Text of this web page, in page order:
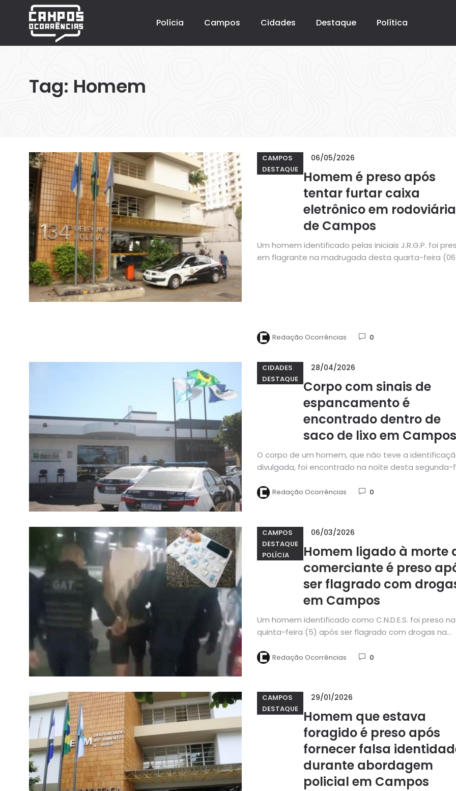
Polícia Campos Cidades Destaque Política
Tag: Homem
CAMPOS
DESTAQUE
06/05/2026
Homem é preso após
tentar furtar caixa
eletrônico em rodoviária
de Campos
Um homem identificado pelas iniciais J.R.G.P. foi
em flagrante na madrugada desta quarta-feira
Redação Ocorrências 0
CIDADES
DESTAQUE
28/04/2026
Corpo com sinais de
espancamento é
encontrado dentro de
saco de lixo em Campos
O corpo de um homem, que não teve a
divulgada, foi encontrado na noite desta segunda-
Redação Ocorrências 0
CAMPOS
DESTAQUE
POLÍCIA
06/03/2026
Homem ligado à morte
comerciante é preso
ser flagrado com
em Campos
Um homem identificado como C.N.D.E.S. foi preso na
quinta-feira (5) após ser flagrado com drogas na
Redação Ocorrências 0
CAMPOS
DESTAQUE
29/01/2026
Homem que estava
foragido é preso após
fornecer falsa
durante abordagem
policial em Campos